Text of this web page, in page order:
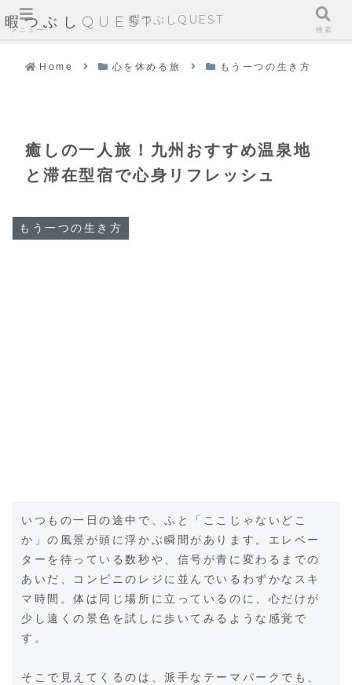
暇つぶしQUEST
Home 心を休める旅 もう一つの生き方
癒しの一人旅！九州おすすめ温泉地
と滞在型宿で心身リフレッシュ
もう一つの生き方
いつもの一日の途中で、ふと「ここじゃないどこ
か」の風景が頭に浮かぶ瞬間があります。エレベー
ターを待っている数秒や、信号が青に変わるまでの
あいだ、コンビニのレジに並んでいるわずかなスキ
マ時間。体は同じ場所に立っているのに、心だけが
少し遠くの景色を試しに歩いてみるような感覚で
す。
そこで見えてくるのは、派手なテーマパークでも、
メニュー
暇つぶしQUEST
検索